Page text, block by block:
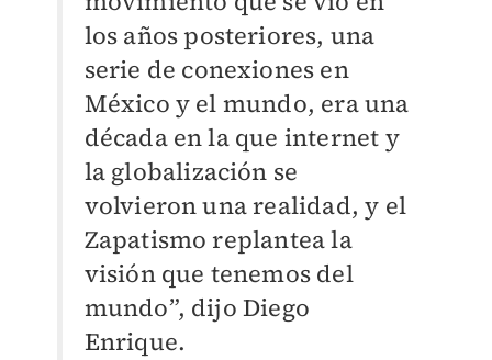
los años posteriores, una
serie de conexiones en
México y el mundo, era una
década en la que internet y
la globalización se
volvieron una realidad, y el
Zapatismo replantea la
visión que tenemos del
mundo”, dijo Diego
Enrique.